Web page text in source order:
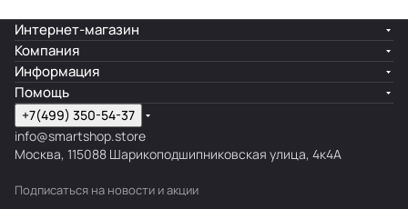
Интернет-магазин
Компания
Информация
Помощь
+7(499) 350-54-37
info@smartshop.store
Москва, 115088 Шарикоподшипниковская улица, 4к4А
Подписаться на новости и акции